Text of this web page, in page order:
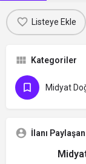
Listeye Ekle
Kategoriler
Midyat
İlanı Paylaşan